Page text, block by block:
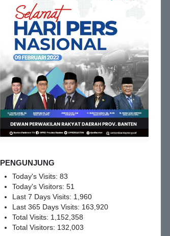
PENGUNJUNG
Today's Visits:83
Today's Visitors:51
Last 7 Days Visits: 1,960
Last 365 Days Visits: 163,920
Total Visits: 1,152,358
Total Visitors: 132,003